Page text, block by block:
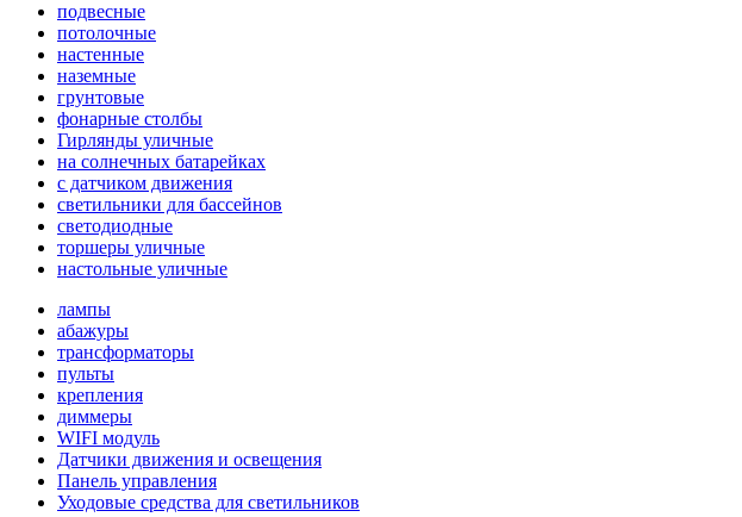
подвесные
потолочные
настенные
наземные
грунтовые
фонарные столбы
Гирлянды уличные
на солнечных батарейках
с датчиком движения
светильники для бассейнов
светодиодные
торшеры уличные
настольные уличные
лампы
абажуры
трансформаторы
пульты
крепления
диммеры
WIFI модуль
Датчики движения и освещения
Панель управления
Уходовые средства для светильников